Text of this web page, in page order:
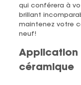
qui conférera à
brillant
maintenez votre
neuf!
Application
céramique